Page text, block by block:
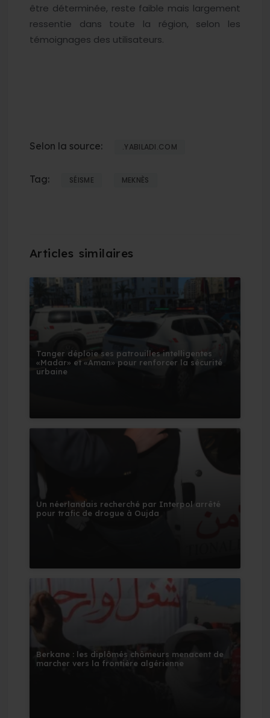
être déterminée, reste faible mais largement
ressentie dans toute la région, selon les
témoignages des utilisateurs.
Selon la source: .YABILADI.COM
Tag: SÉISME MEKNÈS
Tanger déploie ses patrouilles intelligentes
«Madar» et «Aman» pour renforcer la sécurité
urbaine
Un néerlandais recherché par Interpol arrêté
pour trafic de drogue à Oujda
Berkane : les diplômés chômeurs menacent de
marcher vers la frontière algérienne